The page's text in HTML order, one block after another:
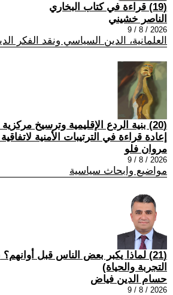
(19) قراءة في كتاب البخاري
الناصر خشيني
2026 / 8 / 9
العلمانية، الدين السياسي ونقد الفكر
(20) بنية الردع الإقليمية وترسيخ
إعادة قراءة في الترتيبات الأمنية
مروان فلو
2026 / 8 / 9
مواضيع وابحاث سياسية
(21) لماذا يكبر بعض الناس قبل
التجربة والحياة)
حسام الدين فياض
2026 / 8 / 9